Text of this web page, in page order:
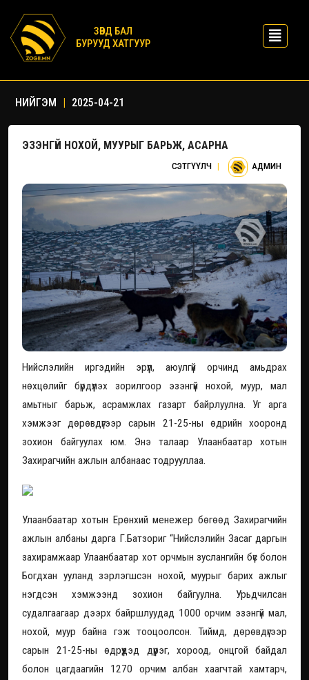
ЗӨВД БАЛ
БУРУУД ХАТГУУР
НИЙГЭМ | 2025-04-21
ЭЗЭНГҮЙ НОХОЙ, МУУРЫГ БАРЬЖ, АСАРНА
СЭТГҮҮЛЧ | АДМИН
Нийслэлийн иргэдийн эрүүл, аюулгүй орчинд амьдрах
нөхцөлийг бүрдүүлэх зорилгоор эзэнгүй нохой, муур, мал
амьтныг барьж, асрамжлах газарт байрлуулна. Уг арга
хэмжээг дөрөвдүгээр сарын 21-25-ны өдрийн хооронд
зохион байгуулах юм. Энэ талаар Улаанбаатар хотын
Захирагчийн ажлын албанаас тодрууллаа.
Улаанбаатар хотын Ерөнхий менежер бөгөөд Захирагчийн
ажлын албаны дарга Г.Батзориг “Нийслэлийн Засаг даргын
захирамжаар Улаанбаатар хот орчмын зуслангийн бүс болон
Богдхан ууланд зэрлэгшсэн нохой, муурыг барих ажлыг
нэгдсэн хэмжээнд зохион байгуулна. Урьдчилсан
судалгаагаар дээрх байршлуудад 1000 орчим эзэнгүй мал,
нохой, муур байна гэж тооцоолсон. Тиймд, дөрөвдүгээр
сарын 21-25-ны өдрүүдэд дүүрэг, хороод, онцгой байдал
болон цагдаагийн 1270 орчим албан хаагчтай хамтарч,